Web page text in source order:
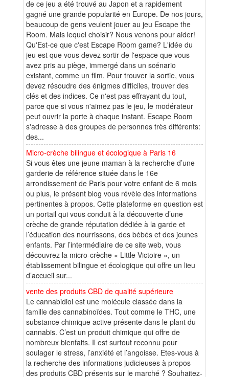
de ce jeu a été trouvé au Japon et a rapidement
gagné une grande popularité en Europe. De nos jours,
beaucoup de gens veulent jouer au jeu Escape the
Room. Mais lequel choisir? Nous venons pour aider!
Qu'Est-ce que c'est Escape Room game? L'idée du
jeu est que vous devez sortir de l'espace que vous
avez pris au piège, immergé dans un scénario
existant, comme un film. Pour trouver la sortie, vous
devez résoudre des énigmes difficiles, trouver des
clés et des indices. Ce n'est pas effrayant du tout,
parce que si vous n'aimez pas le jeu, le modérateur
peut ouvrir la porte à chaque instant. Escape Room
s'adresse à des groupes de personnes très différents:
des...
Micro-crèche bilingue et écologique à Paris 16
Si vous êtes une jeune maman à la recherche d’une
garderie de référence située dans le 16e
arrondissement de Paris pour votre enfant de 6 mois
ou plus, le présent blog vous révèle des informations
pertinentes à propos. Cette plateforme en question est
un portail qui vous conduit à la découverte d’une
crèche de grande réputation dédiée à la garde et
l’éducation des nourrissons, des bébés et des jeunes
enfants. Par l’intermédiaire de ce site web, vous
découvrez la micro-crèche « Little Victoire », un
établissement bilingue et écologique qui offre un lieu
d’accueil sur...
vente des produits CBD de qualité supérieure
Le cannabidiol est une molécule classée dans la
famille des cannabinoïdes. Tout comme le THC, une
substance chimique active présente dans le plant du
cannabis. C’est un produit chimique qui offre de
nombreux bienfaits. Il est surtout reconnu pour
soulager le stress, l’anxiété et l’angoisse. Etes-vous à
la recherche des informations judicieuses à propos
des produits CBD présents sur le marché ? Souhaitez-